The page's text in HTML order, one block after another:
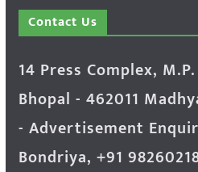
Contact Us
14 Press Complex,
Bhopal - 462011
- Advertisement
Bondriya, +91